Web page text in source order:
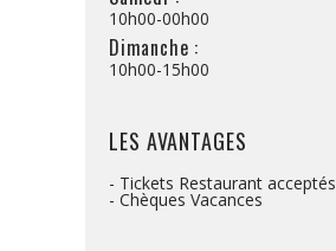
10h00-00h00
Dimanche :
10h00-15h00
LES AVANTAGES
- Tickets Restaurant acceptés
- Chèques Vacances